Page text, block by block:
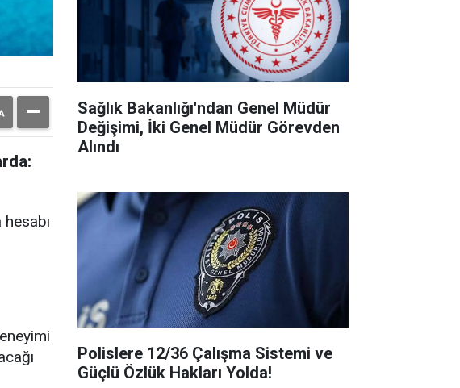
Sağlık Bakanlığı'ndan Genel Müdür
Değişimi, İki Genel Müdür Görevden
Alındı
Polislere 12/36 Çalışma Sistemi ve
Güçlü Özlük Hakları Yolda!